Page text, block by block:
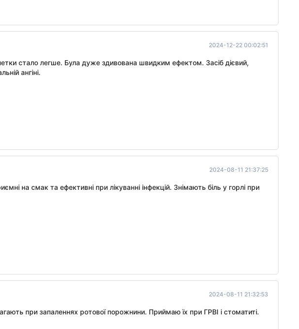
2024-12-22 00:02:51
стало легше. Була дуже здивована швидким ефектом. Засіб дієвий,
ангіні.
2024-08-11 21:37:25
на смак та ефективні при лікуванні інфекцій. Знімають біль у горлі при
2024-08-11 21:32:53
при запаленнях ротової порожнини. Приймаю їх при ГРВІ і стоматиті.